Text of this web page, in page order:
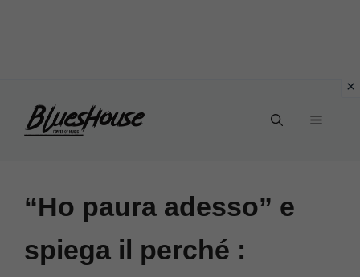
Menu
“Ho paura adesso” e
spiega il perché :